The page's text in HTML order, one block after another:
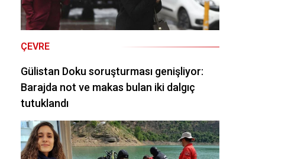
ÇEVRE
Gülistan Doku soruşturması genişliyor:
Barajda not ve makas bulan iki dalgıç
tutuklandı